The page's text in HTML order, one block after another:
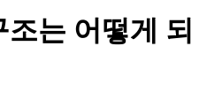
는 어떻게 되